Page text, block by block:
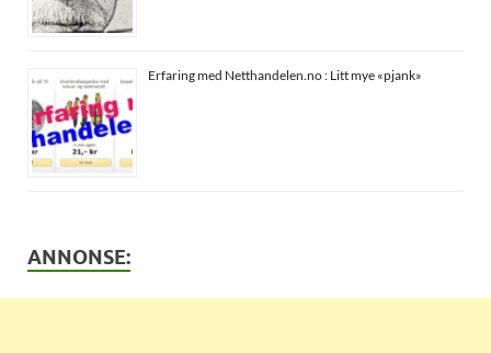
Erfaring med Netthandelen.no : Litt mye «pjank»
ANNONSE: